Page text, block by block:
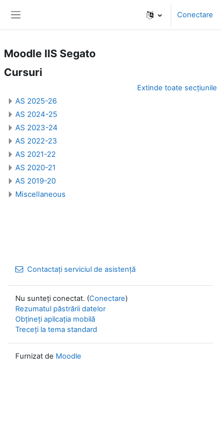
Conectare
Moodle IIS Segato
Cursuri
Extinde toate secțiunile
AS 2025-26
AS 2024-25
AS 2023-24
AS 2022-23
AS 2021-22
AS 2020-21
AS 2019-20
Miscellaneous
Contactați serviciul de asistență
Nu sunteți conectat. (Conectare)
Rezumatul păstrării datelor
Obțineți aplicația mobilă
Treceți la tema standard
Furnizat de Moodle